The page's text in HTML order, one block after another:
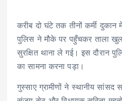
करीब दो घंटे तक तीनों कर्मी
पुलिस ने मौके पर पहुँचकर ताला
सुरक्षित थाना ले गई। इस दौरान
का सामना करना पड़ा।
गुस्साए ग्रामीणों ने स्थानीय सांसद